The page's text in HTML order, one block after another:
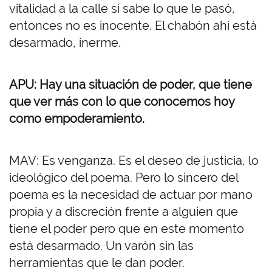
vitalidad a la calle sí sabe lo que le pasó,
entonces no es inocente. El chabón ahí está
desarmado, inerme.
APU: Hay una situación de poder, que tiene
que ver más con lo que conocemos hoy
como empoderamiento.
MAV: Es venganza. Es el deseo de justicia, lo
ideológico del poema. Pero lo sincero del
poema es la necesidad de actuar por mano
propia y a discreción frente a alguien que
tiene el poder pero que en este momento
está desarmado. Un varón sin las
herramientas que le dan poder.